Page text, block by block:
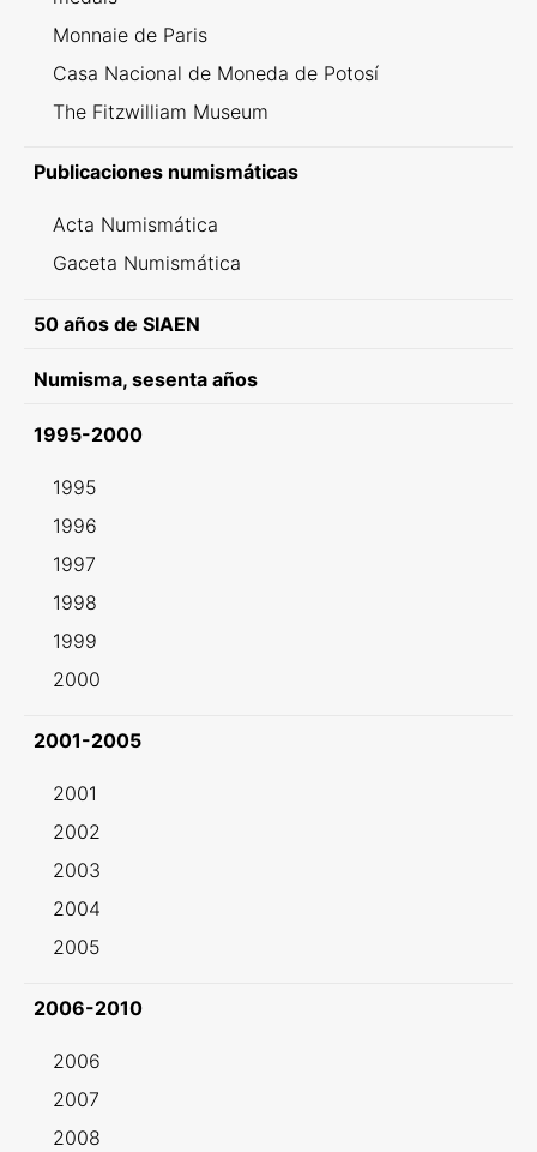
Monnaie de Paris
Casa Nacional de Moneda de Potosí
The Fitzwilliam Museum
Publicaciones numismáticas
Acta Numismática
Gaceta Numismática
50 años de SIAEN
Numisma, sesenta años
1995-2000
1995
1996
1997
1998
1999
2000
2001-2005
2001
2002
2003
2004
2005
2006-2010
2006
2007
2008